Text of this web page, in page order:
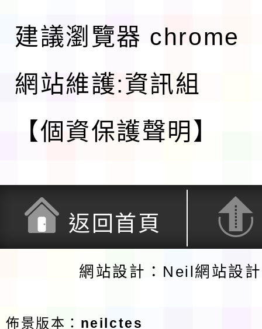
建議瀏覽器 chrome
網站維護:資訊組
【個資保護聲明】
返回首頁
網站設計：Neil網站設
佈景版本： neilctes